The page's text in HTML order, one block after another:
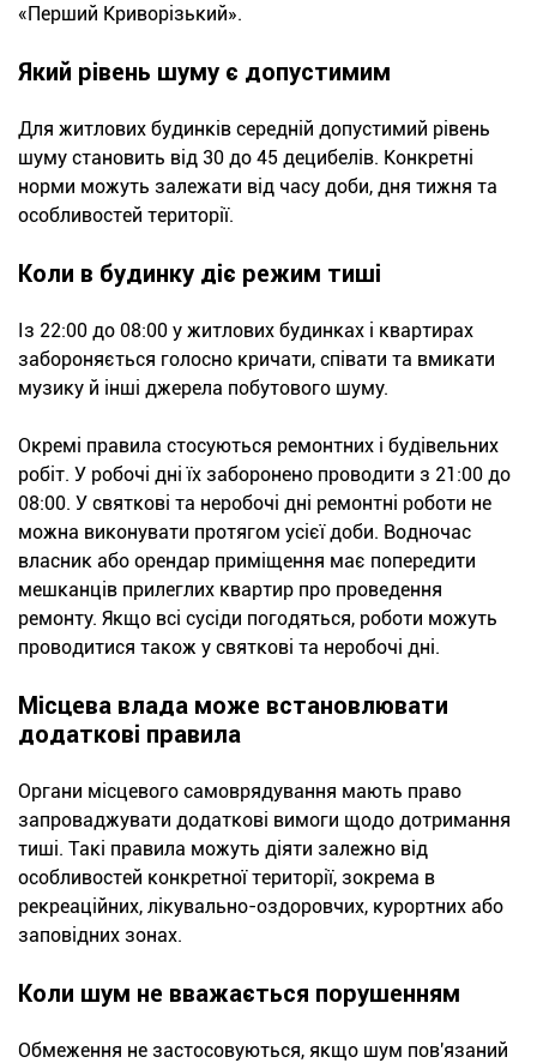
«Перший Криворізький».
Який рівень шуму є допустимим
Для житлових будинків середній допустимий рівень
шуму становить від 30 до 45 децибелів. Конкретні
норми можуть залежати від часу доби, дня тижня та
особливостей території.
Коли в будинку діє режим тиші
Із 22:00 до 08:00 у житлових будинках і квартирах
забороняється голосно кричати, співати та вмикати
музику й інші джерела побутового шуму.
Окремі правила стосуються ремонтних і будівельних
робіт. У робочі дні їх заборонено проводити з 21:00 до
08:00. У святкові та неробочі дні ремонтні роботи не
можна виконувати протягом усієї доби. Водночас
власник або орендар приміщення має попередити
мешканців прилеглих квартир про проведення
ремонту. Якщо всі сусіди погодяться, роботи можуть
проводитися також у святкові та неробочі дні.
Місцева влада може встановлювати
додаткові правила
Органи місцевого самоврядування мають право
запроваджувати додаткові вимоги щодо дотримання
тиші. Такі правила можуть діяти залежно від
особливостей конкретної території, зокрема в
рекреаційних, лікувально-оздоровчих, курортних або
заповідних зонах.
Коли шум не вважається порушенням
Обмеження не застосовуються, якщо шум пов'язаний